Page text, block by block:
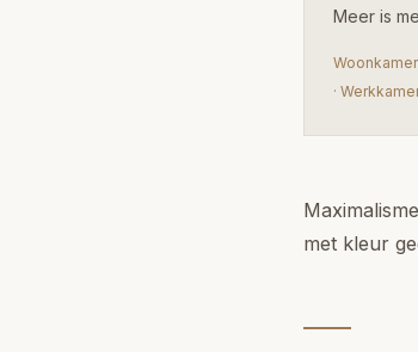
Meer is
Woonkamer
·
met kleur